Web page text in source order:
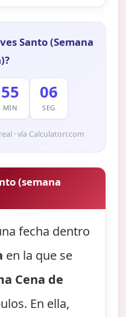
Santo (Semana
55
MIN
05
SEG
· vía Calculatorr.com
(semana
fecha dentro
en la que se
Cena de
En ella,